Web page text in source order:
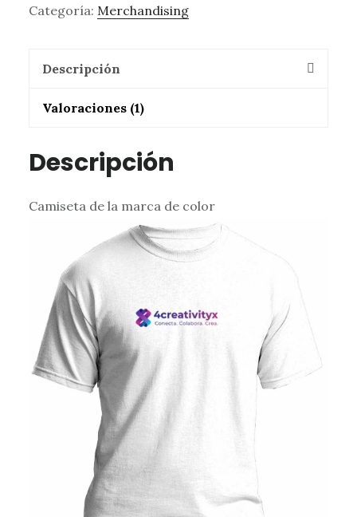
Categoría: Merchandising
Descripción
Valoraciones (1)
Descripción
Camiseta de la marca de color